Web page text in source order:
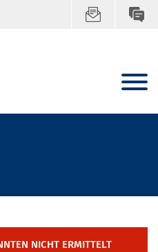
NICHT ERMITTELT